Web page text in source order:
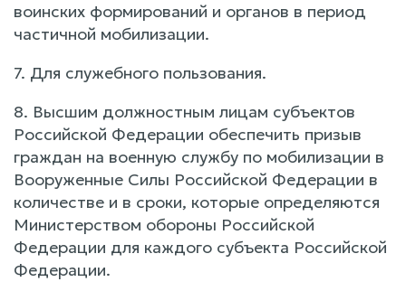
воинских формирований и органов в период
частичной мобилизации.
7. Для служебного пользования.
8. Высшим должностным лицам субъектов
Российской Федерации обеспечить призыв
граждан на военную службу по мобилизации в
Вооруженные Силы Российской Федерации в
количестве и в сроки, которые определяются
Министерством обороны Российской
Федерации для каждого субъекта Российской
Федерации.